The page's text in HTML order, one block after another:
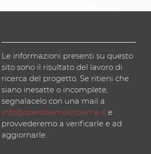
Le informazioni presenti su questo
sito sono il risultato del lavoro di
ricerca del progetto. Se ritieni che
siano inesatte o incomplete,
segnalacelo con una mail a
info@spendiamolinsieme.ite
provvederemo a verificarle e ad
aggiornarle.